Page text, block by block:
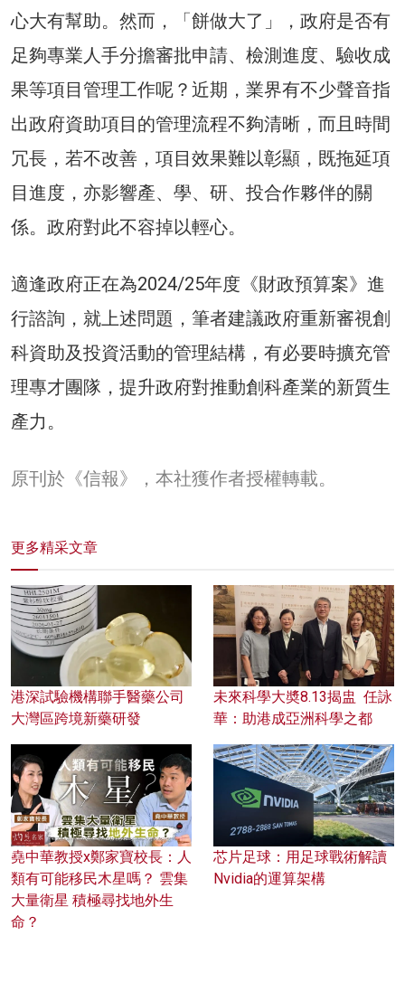
心大有幫助。然而，「餅做大了」，政府是否有
足夠專業人手分擔審批申請、檢測進度、驗收成
果等項目管理工作呢？近期，業界有不少聲音指
出政府資助項目的管理流程不夠清晰，而且時間
冗長，若不改善，項目效果難以彰顯，既拖延項
目進度，亦影響產、學、研、投合作夥伴的關
係。政府對此不容掉以輕心。
適逢政府正在為2024/25年度《財政預算案》進
行諮詢，就上述問題，筆者建議政府重新審視創
科資助及投資活動的管理結構，有必要時擴充管
理專才團隊，提升政府對推動創科產業的新質生
產力。
原刊於《信報》，本社獲作者授權轉載。
更多精采文章
港深試驗機構聯手醫藥公司
大灣區跨境新藥研發
未來科學大奬8.13揭盅 任詠
華：助港成亞洲科學之都
堯中華教授x鄭家寶校長：人
類有可能移民木星嗎？ 雲集
大量衛星 積極尋找地外生
命？
芯片足球：用足球戰術解讀
Nvidia的運算架構